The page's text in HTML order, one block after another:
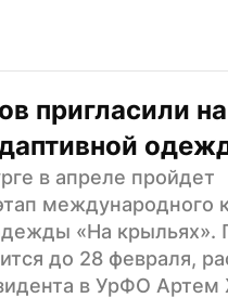
пригласили на
в апреле пройдет
международного
«На крыльях».
до 28 февраля,
в УрФО Артем